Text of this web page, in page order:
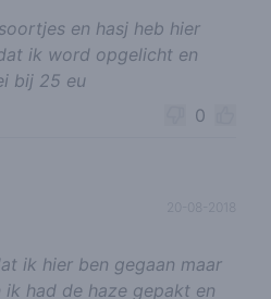
en hasj heb hier
ik word opgelicht en
bij 25 eu
0
ik hier ben gegaan maar
had de haze gepakt en